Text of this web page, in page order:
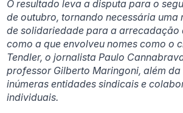
O resultado leva a disputa para o
de outubro, tornando necessária uma
de solidariedade para a arrecadação
como a que envolveu nomes como o
Tendler, o jornalista Paulo
professor Gilberto Maringoni, além
inúmeras entidades sindicais e
individuais.